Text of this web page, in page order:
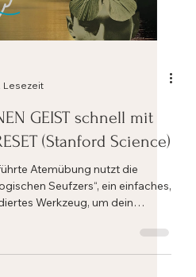
Lesezeit
GEIST schnell mit
(Stanford Science)‬
Atemübung nutzt die
Seufzers“, ein einfaches,
Werkzeug, um dein